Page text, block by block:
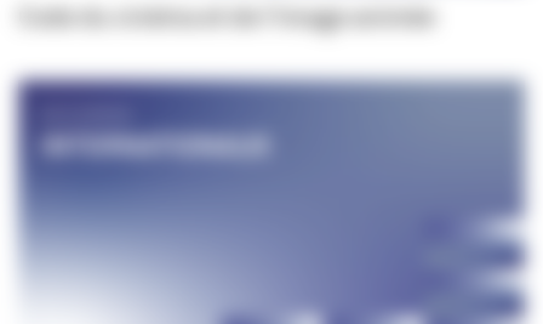
Code du cinéma et de l'image animée